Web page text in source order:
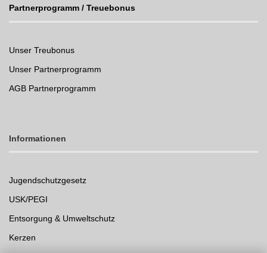
Partnerprogramm / Treuebonus
Unser Treubonus
Unser Partnerprogramm
AGB Partnerprogramm
Informationen
Jugendschutzgesetz
USK/PEGI
Entsorgung & Umweltschutz
Kerzen